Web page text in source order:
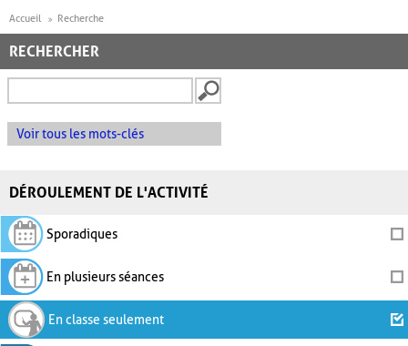
Accueil Recherche
RECHERCHER
Voir tous les mots-clés
DÉROULEMENT DE L'ACTIVITÉ
Sporadiques
En plusieurs séances
En classe seulement